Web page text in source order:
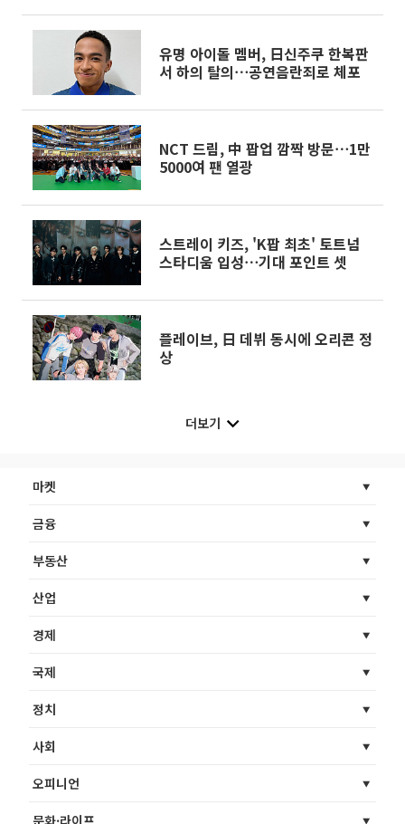
유명 아이돌 멤버, 日신주쿠 한복판
서 하의 탈의⋯공연음란죄로 체포
NCT 드림, 中 팝업 깜짝 방문⋯1만
5000여 팬 열광
스트레이 키즈, 'K팝 최초' 토트넘
스타디움 입성⋯기대 포인트 셋
플레이브, 日 데뷔 동시에 오리콘 정
상
더보기
마켓
금융
부동산
산업
경제
국제
정치
사회
오피니언
문화·라이프